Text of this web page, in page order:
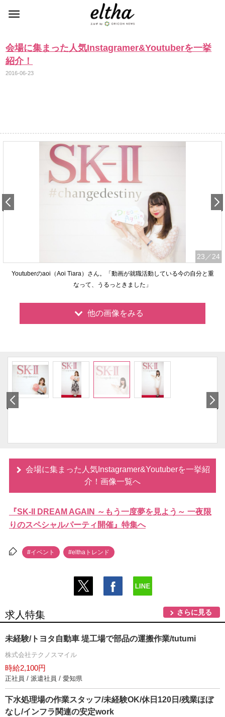
会場に集まった人気Instagramer&Youtuberを一挙
紹介！
2016-06-23
23 ／24
Youtuberのaoi（Aoi Tiara）さん。「動画が就職活動している今の自分と重
なって、うるっときました」
他の画像をみる
会場に集まった人気Instagramer&Youtuberを一挙紹
介！画像一覧へ
『SK-II DREAM AGAIN ～もう一度夢を見よう～ 一夜限
りのスペシャルパーティ開催』特集へ
#イベント #elthaトレンド
求人特集 さらに見る
未経験/トヨタ自動車 堤工場で部品の運搬作業/tutumi
株式会社テクノスマイル
時給2,100円
正社員 / 派遣社員 / 愛知県
下水処理場の作業スタッフ/未経験OK/休日120日/残業ほぼ
なし/インフラ関連の安定work